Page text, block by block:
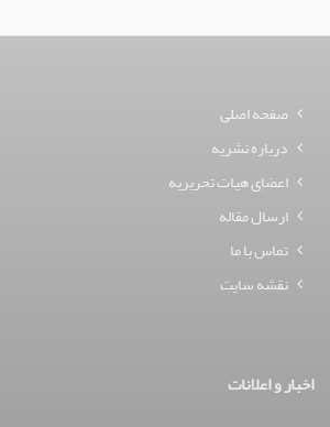
صفحه اصلی
درباره نشریه
اعضای هیات تحریریه
ارسال مقاله
تماس با ما
نقشه سایت
اخبار و اعلانات